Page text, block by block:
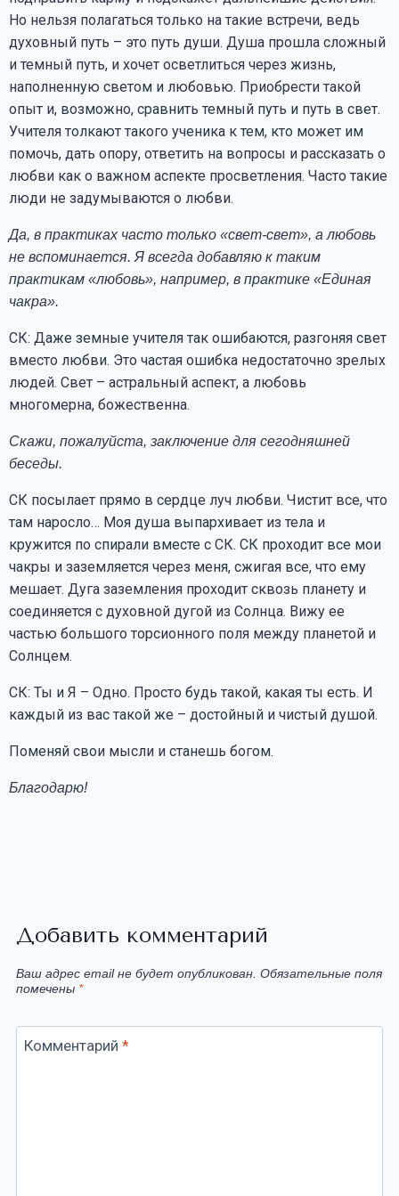
Но нельзя полагаться только на такие встречи, ведь
духовный путь – это путь души. Душа прошла сложный
и темный путь, и хочет осветлиться через жизнь,
наполненную светом и любовью. Приобрести такой
опыт и, возможно, сравнить темный путь и путь в свет.
Учителя толкают такого ученика к тем, кто может им
помочь, дать опору, ответить на вопросы и рассказать о
любви как о важном аспекте просветления. Часто такие
люди не задумываются о любви.
Да, в практиках часто только «свет-свет», а любовь
не вспоминается. Я всегда добавляю к таким
практикам «любовь», например, в практике «Единая
чакра».
СК: Даже земные учителя так ошибаются, разгоняя свет
вместо любви. Это частая ошибка недостаточно зрелых
людей. Свет – астральный аспект, а любовь
многомерна, божественна.
Скажи, пожалуйста, заключение для сегодняшней
беседы.
СК посылает прямо в сердце луч любви. Чистит все, что
там наросло… Моя душа выпархивает из тела и
кружится по спирали вместе с СК. СК проходит все мои
чакры и заземляется через меня, сжигая все, что ему
мешает. Дуга заземления проходит сквозь планету и
соединяется с духовной дугой из Солнца. Вижу ее
частью большого торсионного поля между планетой и
Солнцем.
СК: Ты и Я – Одно. Просто будь такой, какая ты есть. И
каждый из вас такой же – достойный и чистый душой.
Поменяй свои мысли и станешь богом.
Благодарю!
Добавить комментарий
Ваш адрес email не будет опубликован. Обязательные поля
помечены *
Комментарий *